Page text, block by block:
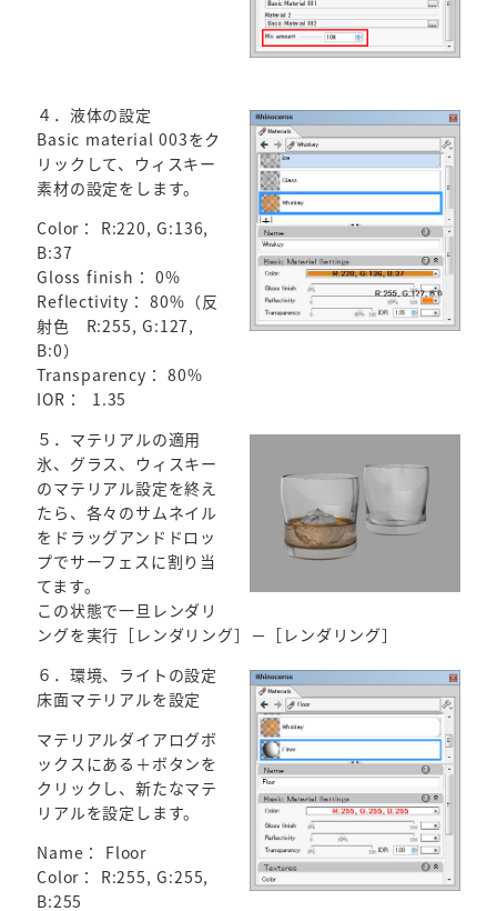
４．液体の設定
Basic material 003をク
リックして、ウィスキー
素材の設定をします。
Color： R:220, G:136,
B:37
Gloss finish： 0%
Reflectivity： 80%（反
射色 R:255, G:127,
B:0）
Transparency： 80%
IOR： 1.35
５．マテリアルの適用
氷、グラス、ウィスキー
のマテリアル設定を終え
たら、各々のサムネイル
をドラッグアンドドロッ
プでサーフェスに割り当
てます。
この状態で一旦レンダリ
ングを実行［レンダリング］－［レンダリング］
６．環境、ライトの設定
床面マテリアルを設定
マテリアルダイアログボ
ックスにある＋ボタンを
クリックし、新たなマテ
リアルを設定します。
Name： Floor
Color： R:255, G:255,
B:255